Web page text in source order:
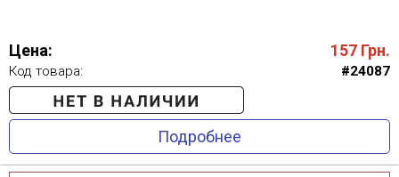
Цена: 157 Грн.
Код товара: #24087
Подробнее